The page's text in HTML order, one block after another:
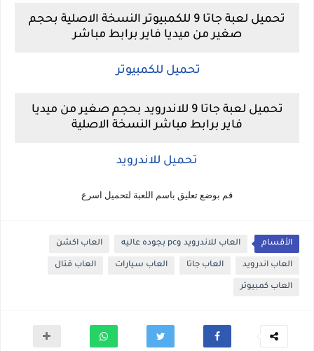
تحميل لعبة جاتا 9 للكمبيوتر النسخة الاصلية بحجم
صغير من ميديا فاير برابط مباشر
تحميل للكمبيوتر
تحميل لعبة جاتا 9 للاندرويد بحجم صغير من ميديا
فاير برابط مباشر النسخة الاصلية
تحميل للاندرويد
قم بوضع تعليق باسم اللعبة لتحميل اسرع
الأقسام العاب للاندرويد وpc بجوده عاليه العاب اكشن
العاب اندرويد العاب جاتا العاب سيارات العاب قتال
العاب كمبيوتر